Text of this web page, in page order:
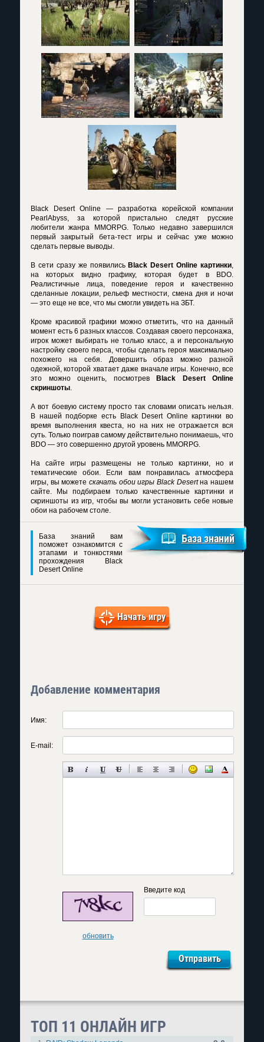
Black Desert Online — разработка корейской компании
PearlAbyss, за которой пристально следят русские
любители жанра MMORPG. Только недавно завершился
первый закрытый бета-тест игры и сейчас уже можно
сделать первые выводы.
В сети сразу же появились Black Desert Online картинки,
на которых видно графику, которая будет в BDO.
Реалистичные лица, поведение героя и качественно
сделанные локации, рельеф местности, смена дня и ночи
— это еще не все, что мы смогли увидеть на ЗБТ.
Кроме красивой графики можно отметить, что на данный
момент есть 6 разных классов. Создавая своего персонажа,
игрок может выбирать не только класс, а и персональную
настройку своего перса, чтобы сделать героя максимально
похожего на себя. Довершить образ можно разной
одежной, которой хватает даже вначале игры. Конечно, все
это можно оценить, посмотрев
Black Desert Online
скриншоты.
А вот боевую систему просто так словами описать нельзя.
В нашей подборке есть
Black Desert Online картинки во
время выполнения квеста, но на них не отражается вся
суть. Только поиграв самому действительно понимаешь, что
BDO — это совершенно другой уровень MMORPG.
На сайте игры размещены не только картинки, но и
тематические обои. Если вам понравилась атмосфера
игры, вы можете скачать обои игры Black Desertна нашем
сайте. Мы подбираем только качественные картинки и
скриншоты из игр, чтобы вы могли установить себе новые
обои на рабочем столе.
База знаний вам
поможет ознакомится с
этапами и тонкостями
прохождения Black
Desert Online
База знаний
Начать игру
Добавление комментария
Имя:
E-mail:
обновить
Введите код
ТОП 11 ОНЛАЙН ИГР